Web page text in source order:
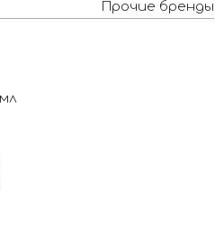
Прочие бренды